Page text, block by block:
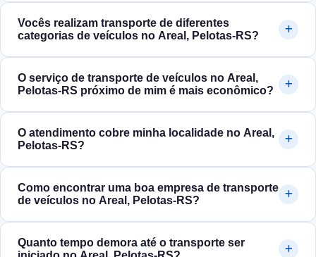
Vocês realizam transporte de diferentes
categorias de veículos no Areal, Pelotas‑RS?
O serviço de transporte de veículos no Areal,
Pelotas‑RS próximo de mim é mais econômico?
O atendimento cobre minha localidade no Areal,
Pelotas‑RS?
Como encontrar uma boa empresa de transporte
de veículos no Areal, Pelotas‑RS?
Quanto tempo demora até o transporte ser